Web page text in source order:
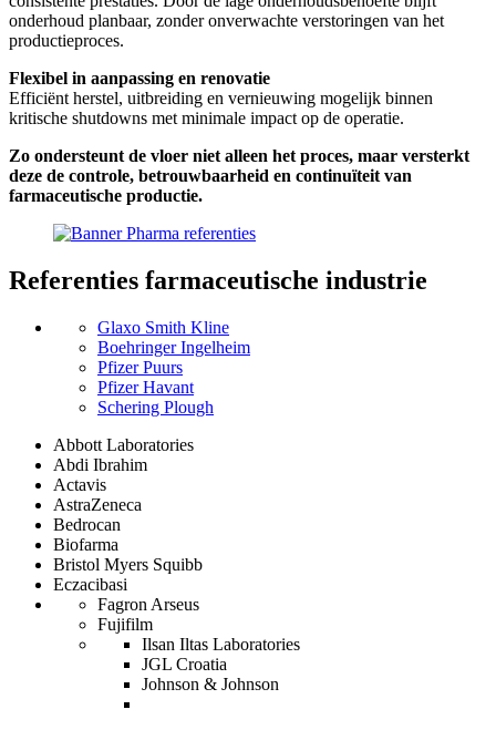
onderhoud planbaar, zonder onverwachte verstoringen van het
productieproces.
Flexibel in aanpassing en renovatie
Efficiënt herstel, uitbreiding en vernieuwing mogelijk binnen
kritische shutdowns met minimale impact op de operatie.
Zo ondersteunt de vloer niet alleen het proces, maar versterkt
deze de controle, betrouwbaarheid en continuïteit van
farmaceutische productie.
Referenties farmaceutische industrie
Glaxo Smith Kline
Boehringer Ingelheim
Pfizer Puurs
Pfizer Havant
Schering Plough
Abbott Laboratories
Abdi Ibrahim
Actavis
AstraZeneca
Bedrocan
Biofarma
Bristol Myers Squibb
Eczacibasi
Fagron Arseus
Fujifilm
Ilsan Iltas Laboratories
JGL Croatia
Johnson & Johnson